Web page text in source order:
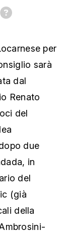
per
sarà
dal
Renato
del
due
in
del
(già
della